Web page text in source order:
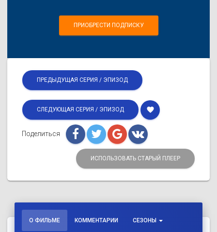
ПРИОБРЕСТИ ПОДПИСКУ
ПРЕДЫДУЩАЯ СЕРИЯ / ЭПИЗОД
СЛЕДУЮЩАЯ СЕРИЯ / ЭПИЗОД favorite
Поделиться
ИСПОЛЬЗОВАТЬ СТАРЫЙ ПЛЕЕР
О ФИЛЬМЕ КОММЕНТАРИИ СЕЗОНЫ